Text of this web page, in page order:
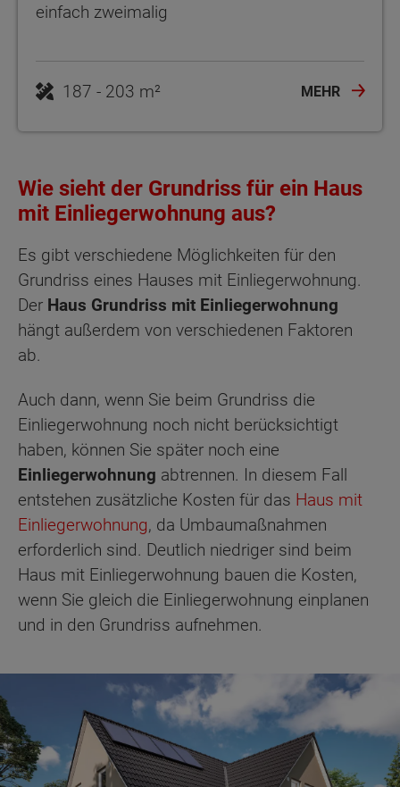
einfach zweimalig
187 - 203 m² MEHR
Wie sieht der Grundriss für ein Haus
mit Einliegerwohnung aus?
Es gibt verschiedene Möglichkeiten für den
Grundriss eines Hauses mit Einliegerwohnung.
Der Haus Grundriss mit Einliegerwohnung
hängt außerdem von verschiedenen Faktoren
ab.
Auch dann, wenn Sie beim Grundriss die
Einliegerwohnung noch nicht berücksichtigt
haben, können Sie später noch eine
Einliegerwohnung abtrennen. In diesem Fall
entstehen zusätzliche Kosten für das Haus mit
Einliegerwohnung, da Umbaumaßnahmen
erforderlich sind. Deutlich niedriger sind beim
Haus mit Einliegerwohnung bauen die Kosten,
wenn Sie gleich die Einliegerwohnung einplanen
und in den Grundriss aufnehmen.